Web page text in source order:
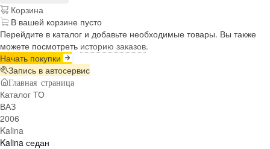
Корзина
В вашей корзине пусто
Перейдите в каталог и добавьте необходимые товары. Вы также
можете посмотреть историю заказов.
Начать покупки
Запись в автосервис
Главная страница
Каталог ТО
ВАЗ
2006
Kalina
Kalina седан